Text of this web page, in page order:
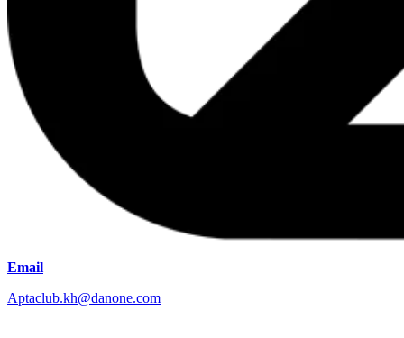
Email
Aptaclub.kh@danone.com